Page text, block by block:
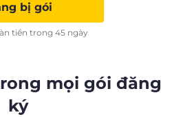
bị gói
tiền trong 45 ngày
mọi gói đăng
ký